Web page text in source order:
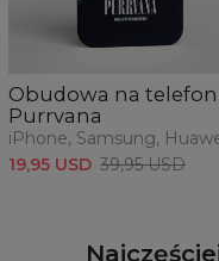
Obudowa na telefon
Purrvana
iPhone, Samsung,
19,95 USD 39,95 USD